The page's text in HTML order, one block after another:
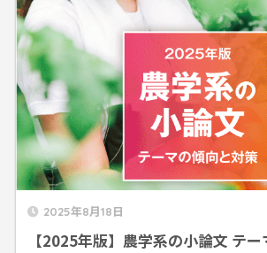
2025年8月18日
【2025年版】農学系の小論文 テ